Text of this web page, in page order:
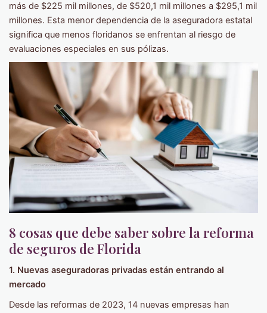
más de $225 mil millones, de $520,1 mil millones a $295,1 mil
millones. Esta menor dependencia de la aseguradora estatal
significa que menos floridanos se enfrentan al riesgo de
evaluaciones especiales en sus pólizas.
8 cosas que debe saber sobre la reforma
de seguros de Florida
1. Nuevas aseguradoras privadas están entrando al
mercado
Desde las reformas de 2023, 14 nuevas empresas han